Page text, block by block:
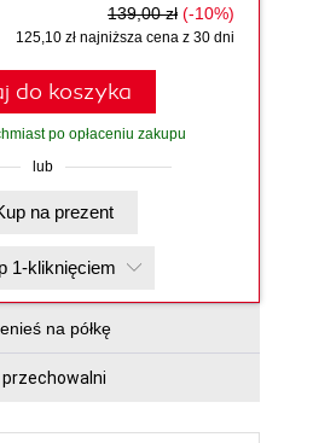
139,00 zł (-10%)
125,10 zł najniższa cena z 30 dni
do koszyka
po opłaceniu zakupu
lub
Kup na prezent
1-kliknięciem
na półkę
przechowalni